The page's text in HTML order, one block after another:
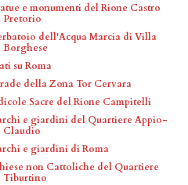
e monumenti del Rione Castro
Pretorio
dell'Acqua Marcia di Villa
Borghese
su Roma
della Zona Tor Cervara
Sacre del Rione Campitelli
e giardini del Quartiere Appio-
Claudio
e giardini di Roma
non Cattoliche del Quartiere
Tiburtino